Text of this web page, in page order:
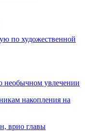
по художественной
необычном увлечении
накопления на
врио главы